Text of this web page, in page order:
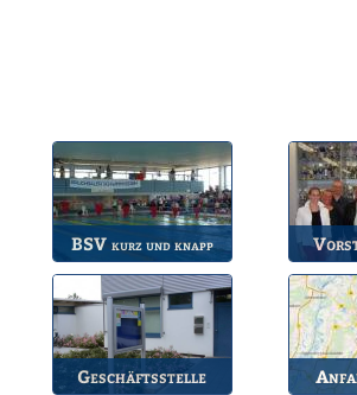
BSV kurz und knapp
Die wichtigsten Infos
zum BSV.
Unsere
Geschäftsstelle